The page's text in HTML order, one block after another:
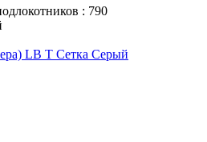
: 790
LB T Сетка Серый